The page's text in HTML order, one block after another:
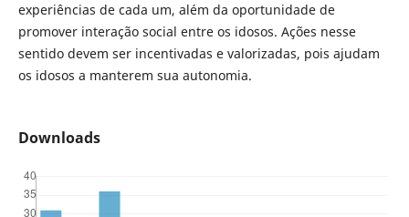
experiências de cada um, além da oportunidade de
promover interação social entre os idosos. Ações nesse
sentido devem ser incentivadas e valorizadas, pois ajudam
os idosos a manterem sua autonomia.
Downloads